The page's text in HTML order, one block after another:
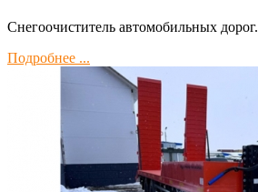
Снегоочиститель автомобильных дорог.
Подробнее ...